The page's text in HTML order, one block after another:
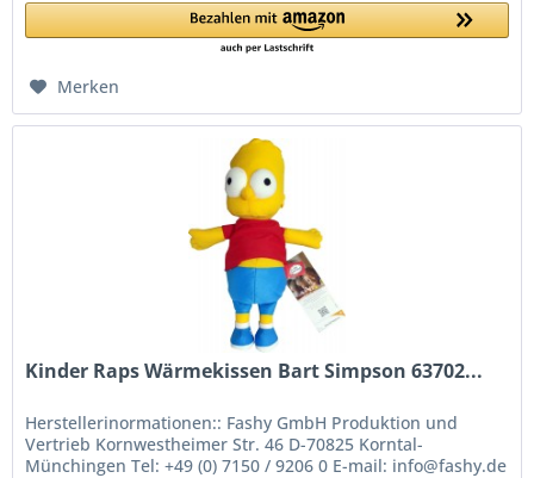
Merken
Kinder Raps Wärmekissen Bart Simpson 63702...
Herstellerinormationen:: Fashy GmbH Produktion und
Vertrieb Kornwestheimer Str. 46 D-70825 Korntal-
Münchingen Tel: +49 (0) 7150 / 9206 0 E-mail: info@fashy.de